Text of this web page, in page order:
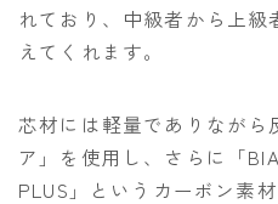
れており、中級者から上
えてくれます。
芯材には軽量でありながら
ア」を使用し、さらに「
PLUS」というカーボン素